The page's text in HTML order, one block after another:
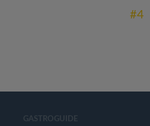
#4
GASTROGUIDE